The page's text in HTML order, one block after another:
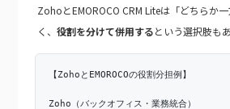
ZohoとEMOROCO CRM Liteは「どちらか
く、役割を分けて併用するという選択肢も
【ZohoとEMOROCOの役割分担例】
Zoho（バックオフィス・業務統合）